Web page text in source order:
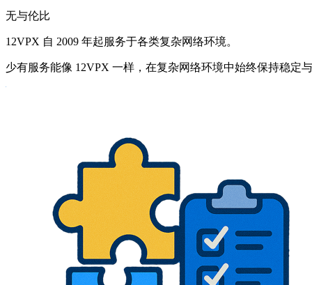
无与伦比
12VPX 自 2009 年起服务于各类复杂网络环境。
少有服务能像 12VPX 一样，在复杂网络环境中始终保持稳定